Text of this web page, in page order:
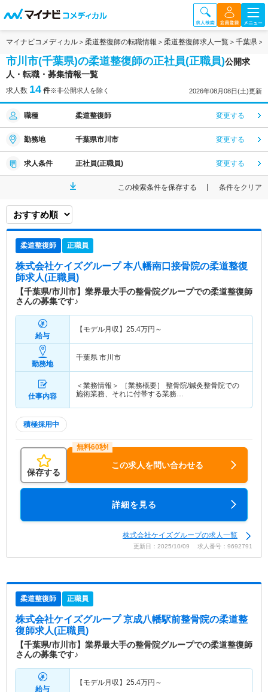
マイナビコメディカル 柔道整復師の転職情報 柔道整復師求人一覧 千葉県
市川市(千葉県)の柔道整復師の正社員(正職員)公開求
人・転職・募集情報一覧
求人数 14 件※非公開求人を除く 2026年08月08日(土)更新
職種 柔道整復師 変更する
勤務地 千葉県市川市 変更する
求人条件 正社員(正職員) 変更する
この検索条件を保存する 条件をクリア
柔道整復師 正職員
株式会社ケイズグループ 本八幡南口接骨院の柔道整復
師求人(正職員)
【千葉県/市川市】業界最大手の整骨院グループでの柔道整復師
さんの募集です♪
給与
【モデル月収】 25.4万円～
勤務地
千葉県 市川市
仕事内容
＜業務情報＞ ［業務概要］ 整骨院/鍼灸整骨院での
施術業務、それに付帯する業務…
積極採用中
保存する
この求人を問い合わせる
詳細を見る
株式会社ケイズグループの求人一覧
更新日：2025/10/09 求人番号：9692791
柔道整復師 正職員
株式会社ケイズグループ 京成八幡駅前整骨院の柔道整
復師求人(正職員)
【千葉県/市川市】業界最大手の整骨院グループでの柔道整復師
さんの募集です♪
給与
【モデル月収】 25.4万円～